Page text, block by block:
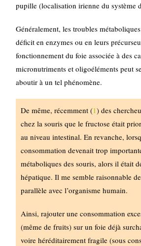
pupille (localisation irienne du système
Généralement, les troubles
déficit en enzymes ou en leurs
fonctionnement du foie associée à des
micronutriments et oligoéléments peut
aboutir à un tel phénomène.
De même, récemment (1) des
chez la souris que le fructose était
au niveau intestinal. En revanche,
consommation devenait trop
métaboliques des souris, alors il était
hépatique. Il me semble raisonnable
parallèle avec l’organisme humain.
Ainsi, rajouter une consommation
(même de fruits) sur un foie déjà
voire héréditairement fragile (sous